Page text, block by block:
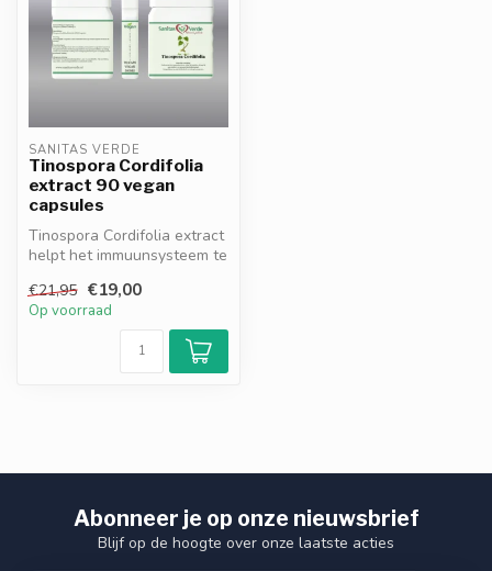
SANITAS VERDE
Tinospora Cordifolia
extract 90 vegan
capsules
Tinospora Cordifolia extract
helpt het immuunsysteem te
€21,95 €19,00
Op voorraad
Abonneer je op onze nieuwsbrief
Blijf op de hoogte over onze laatste acties